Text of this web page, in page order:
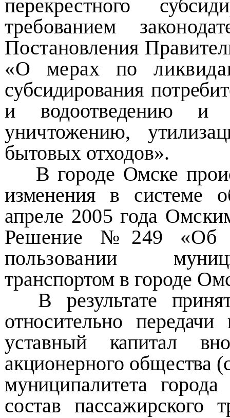
перекрестного
требованием
Постановления
«О мерах по
субсидирования
и водоотведению
уничтожению,
бытовых отходов».
В городе Омске
изменения в системе
апреле 2005 года
Решение №249 «Об
пользовании
транспортом в городе
В результате
относительно
уставный капитал
акционерного общества
муниципалитета
состав пассажирского